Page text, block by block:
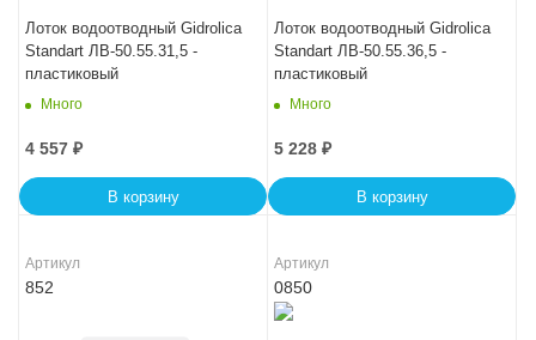
Лоток водоотводный Gidrolica
Standart ЛВ-50.55.31,5 -
пластиковый
Много
4 557 ₽
В корзину
Лоток водоотводный Gidrolica
Standart ЛВ-50.55.36,5 -
пластиковый
Много
5 228 ₽
В корзину
Артикул
852
Артикул
0850